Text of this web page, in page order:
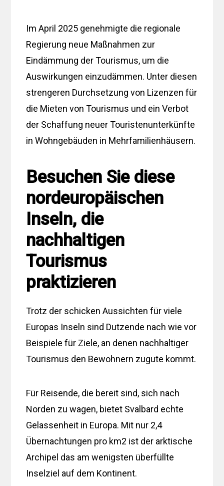
Im April 2025 genehmigte die regionale
Regierung neue Maßnahmen zur
Eindämmung der Tourismus, um die
Auswirkungen einzudämmen. Unter diesen
strengeren Durchsetzung von Lizenzen für
die Mieten von Tourismus und ein Verbot
der Schaffung neuer Touristenunterkünfte
in Wohngebäuden in Mehrfamilienhäusern.
Besuchen Sie diese
nordeuropäischen
Inseln, die
nachhaltigen
Tourismus
praktizieren
Trotz der schicken Aussichten für viele
Europas Inseln sind Dutzende nach wie vor
Beispiele für Ziele, an denen nachhaltiger
Tourismus den Bewohnern zugute kommt.
Für Reisende, die bereit sind, sich nach
Norden zu wagen, bietet Svalbard echte
Gelassenheit in Europa. Mit nur 2,4
Übernachtungen pro km2 ist der arktische
Archipel das am wenigsten überfüllte
Inselziel auf dem Kontinent.